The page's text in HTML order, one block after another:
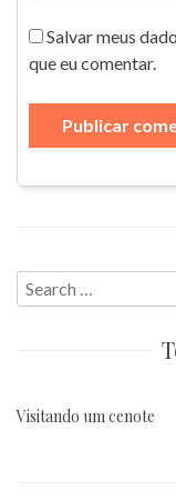
Salvar meus
que eu comentar.
Search
for:
Visitando um cenote